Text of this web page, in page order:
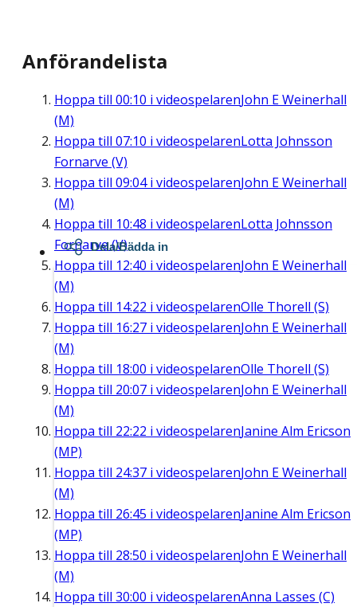
Anförandelista
Hoppa till 00:10 i videospelarenJohn E Weinerhall
(M)
Hoppa till 07:10 i videospelarenLotta Johnsson
Fornarve (V)
Hoppa till 09:04i videospelarenJohn E Weinerhall
(M)
Hoppa till 10:48 i videospelarenLotta Johnsson
Fornarve (V)
Hoppa till 12:40 i videospelarenJohn E Weinerhall
(M)
Hoppa till 14:22 i videospelarenOlle Thorell (S)
Hoppa till 16:27 i videospelarenJohn E Weinerhall
(M)
Hoppa till 18:00 i videospelarenOlle Thorell (S)
Hoppa till 20:07 i videospelarenJohn E Weinerhall
(M)
Hoppa till 22:22 i videospelarenJanine Alm Ericson
(MP)
Hoppa till 24:37 i videospelarenJohn E Weinerhall
(M)
Hoppa till 26:45 i videospelarenJanine Alm Ericson
(MP)
Hoppa till 28:50 i videospelarenJohn E Weinerhall
(M)
Hoppa till 30:00 i videospelarenAnna Lasses (C)
Dela/Bädda in